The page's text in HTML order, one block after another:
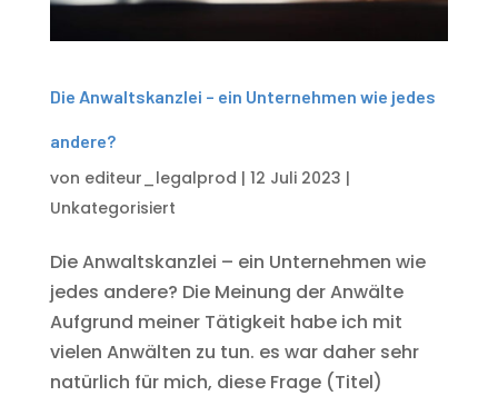
Die Anwaltskanzlei – ein Unternehmen wie jedes
andere?
von editeur_legalprod | 12 Juli 2023 |
Unkategorisiert
Die Anwaltskanzlei – ein Unternehmen wie
jedes andere? Die Meinung der Anwälte
Aufgrund meiner Tätigkeit habe ich mit
vielen Anwälten zu tun. es war daher sehr
natürlich für mich, diese Frage (Titel)